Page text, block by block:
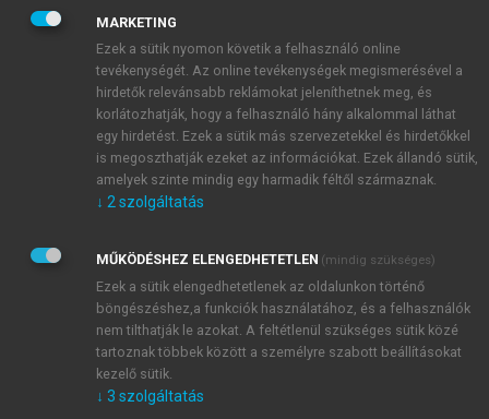
JELSZÓ
JELSZÓ ÚJRA
Kérek értesítést a MeRSZ újdonságairól, akcióiról.
Kérek értesítést az Akadémiai Kiadó Zrt. újdonságairól,
Adatkezelési tájékoztatóbanfoglaltakat tudomásul
veszem és elfogadom.
Általános vásárlási feltételeket, valamint a szotar.netés a
mersz.huoldalak licencszerződéseiben foglaltakat
tudomásul veszem és elfogadom.
KIPRÓBÁLOM
MARKETING
Ezek a sütik nyomon követik a felhasználó online
tevékenységét. Az online tevékenységek megismerésével a
hirdetők relevánsabb reklámokat jeleníthetnek meg, és
korlátozhatják, hogy a felhasználó hány alkalommal láthat
egy hirdetést. Ezek a sütik más szervezetekkel és hirdetőkkel
is megoszthatják ezeket az információkat. Ezek állandó sütik,
amelyek szinte mindig egy harmadik féltől származnak.
↓ 2 szolgáltatás
MŰKÖDÉSHEZ ELENGEDHETETLEN (mindig szükséges)
Ezek a sütik elengedhetetlenek az oldalunkon történő
böngészéshez,a funkciók használatához, és a felhasználók
nem tilthatják le azokat. A feltétlenül szükséges sütik közé
tartoznak többek között a személyre szabott beállításokat
kezelő sütik.
↓ 3 szolgáltatás